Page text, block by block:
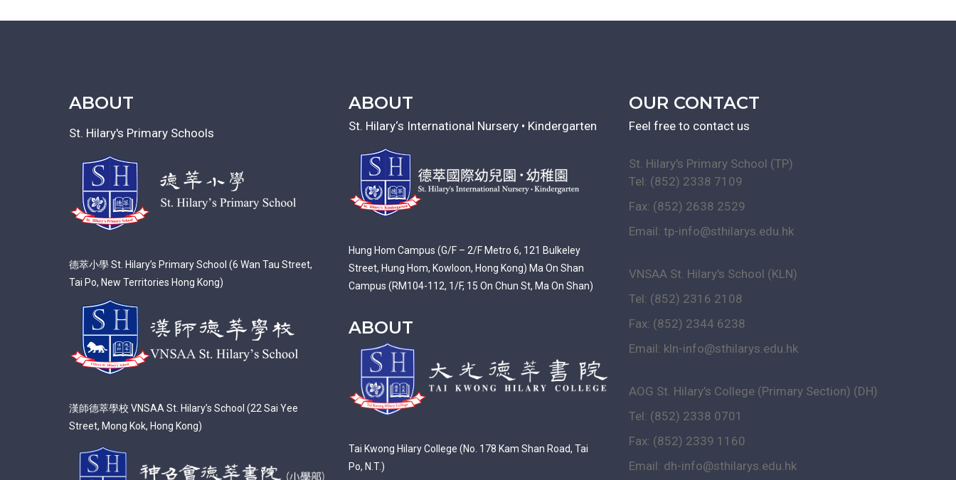
ABOUT
St. Hilary's Primary Schools
德萃小學 St. Hilary’s Primary School (6 Wan Tau Street,
Tai Po, New Territories Hong Kong)
漢師德萃學校 VNSAA St. Hilary’s School (22 Sai Yee
Street, Mong Kok, Hong Kong)
ABOUT
St. Hilary‘s International Nursery • Kindergarten
Hung Hom Campus (G/F – 2/F Metro 6, 121 Bulkeley
Street, Hung Hom, Kowloon, Hong Kong) Ma On Shan
Campus (RM104-112, 1/F, 15 On Chun St, Ma On Shan)
ABOUT
Tai Kwong Hilary College (No. 178 Kam Shan Road, Tai
Po, N.T.)
OUR CONTACT
Feel free to contact us
St. Hilary's Primary School (TP)
Tel: (852) 2338 7109
Fax: (852) 2638 2529
Email: tp-info@sthilarys.edu.hk
VNSAA St. Hilary's School (KLN)
Tel: (852) 2316 2108
Fax: (852) 2344 6238
Email: kln-info@sthilarys.edu.hk
AOG St. Hilary’s College (Primary Section) (DH)
Tel: (852) 2338 0701
Fax: (852) 2339 1160
Email: dh-info@sthilarys.edu.hk